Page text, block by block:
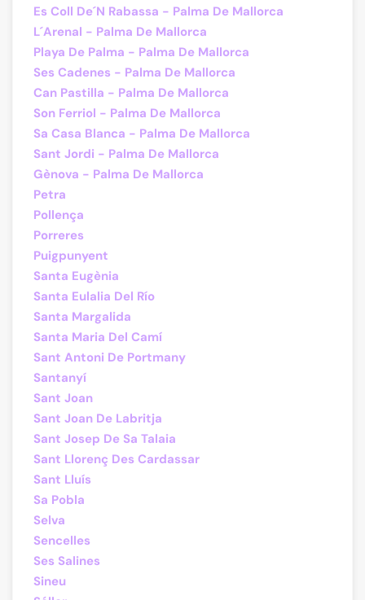
Es Coll De´N Rabassa - Palma De Mallorca
L´Arenal - Palma De Mallorca
Playa De Palma - Palma De Mallorca
Ses Cadenes - Palma De Mallorca
Can Pastilla - Palma De Mallorca
Son Ferriol - Palma De Mallorca
Sa Casa Blanca - Palma De Mallorca
Sant Jordi - Palma De Mallorca
Gènova - Palma De Mallorca
Petra
Pollença
Porreres
Puigpunyent
Santa Eugènia
Santa Eulalia Del Río
Santa Margalida
Santa Maria Del Camí
Sant Antoni De Portmany
Santanyí
Sant Joan
Sant Joan De Labritja
Sant Josep De Sa Talaia
Sant Llorenç Des Cardassar
Sant Lluís
Sa Pobla
Selva
Sencelles
Ses Salines
Sineu